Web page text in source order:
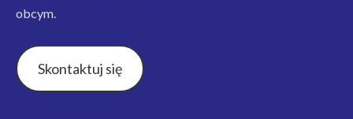
obcym.
Skontaktuj się